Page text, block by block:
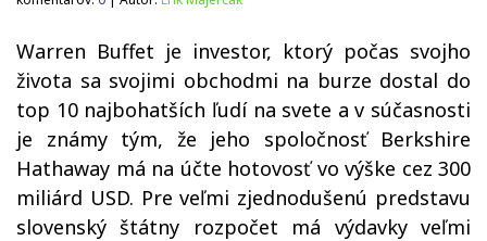
Warren Buffet je investor, ktorý počas svojho
života sa svojimi obchodmi na burze dostal do
top 10 najbohatších ľudí na svete a v súčasnosti
je známy tým, že jeho spoločnosť Berkshire
Hathaway má na účte hotovosť vo výške cez 300
miliárd USD. Pre veľmi zjednodušenú predstavu
slovenský štátny rozpočet má výdavky veľmi